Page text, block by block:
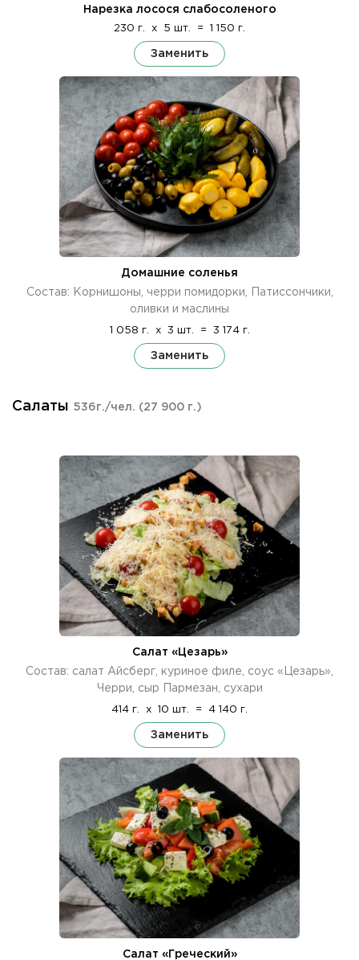
Нарезка лосося слабосоленого
230 г. x 5 шт. = 1 150 г.
Заменить
Домашние соленья
Состав: Корнишоны, черри помидорки, Патиссончики,
оливки и маслины
1 058 г. x 3 шт. = 3 174 г.
Заменить
Салаты 536г./чел. (27 900 г.)
Салат «Цезарь»
Состав: салат Айсберг, куриное филе, соус «Цезарь»,
Черри, сыр Пармезан, сухари
414 г. x 10 шт. = 4 140 г.
Заменить
Салат «Греческий»